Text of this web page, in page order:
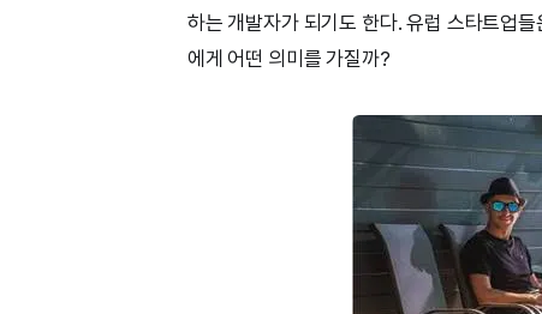
하는 개발자가 되기도 한다. 유럽 스타트업
에게 어떤 의미를 가질까?